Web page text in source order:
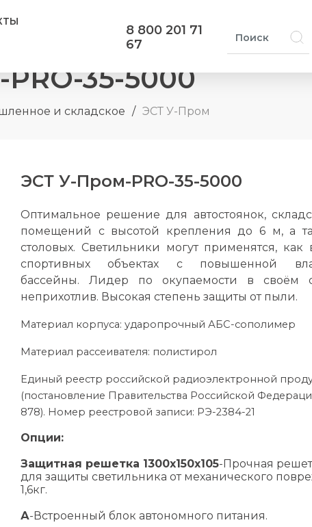
8 800 201 71
67
35-5000
и складское / ЭСТ У-Пром
ЭСТ У-Пром-PRO-35-5000
Оптимальное решение для автостоянок,
помещений с высотой крепления до 6 м, а
столовых. Светильники могут применятся, как
спортивных объектах с повышенной
бассейны. Лидер по окупаемости в своём
неприхотлив. Высокая степень защиты от пыли.
Материал корпуса: ударопрочный АБС-сополимер
Материал рассеивателя: полистирол
Единый реестр российской радиоэлектронной
(постановление Правительства Российской
878). Номер реестровой записи: РЭ-2384-21
Опции:
Защитная решетка 1300х150х105-Прочная
для защиты светильника от механического
1,6кг.
А-Встроенный блок автономного питания.